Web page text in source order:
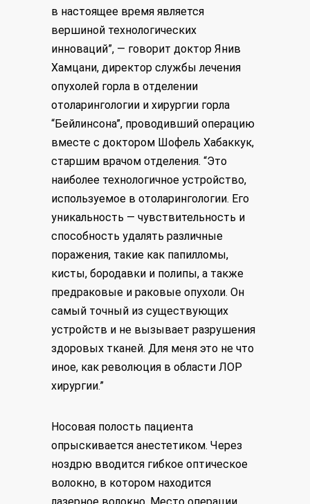
в настоящее время является
вершиной технологических
инноваций”, — говорит доктор Янив
Хамцани, директор службы лечения
опухолей горла в отделении
отоларингологии и хирургии горла
“Бейлинсона”, проводивший операцию
вместе с доктором Шофель Хабаккук,
старшим врачом отделения. “Это
наиболее технологичное устройство,
используемое в отоларингологии. Его
уникальность — чувствительность и
способность удалять различные
поражения, такие как папилломы,
кисты, бородавки и полипы, а также
предраковые и раковые опухоли. Он
самый точный из существующих
устройств и не вызывает разрушения
здоровых тканей. Для меня это не что
иное, как революция в области ЛОР
хирургии.”
Носовая полость пациента
опрыскивается анестетиком. Через
ноздрю вводится гибкое оптическое
волокно, в котором находится